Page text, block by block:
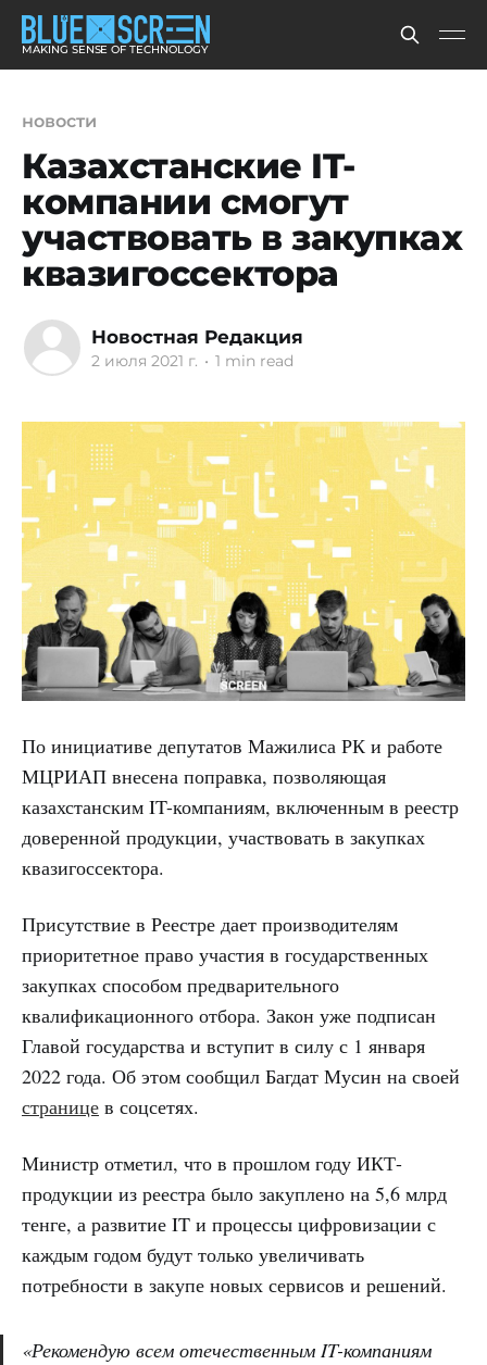
MAKING SENSE OF TECHNOLOGY
новости
Казахстанские IT-
компании смогут
участвовать в закупках
квазигоссектора
Новостная Редакция
2 июля 2021 г. • 1 min read
По инициативе депутатов Мажилиса РК и работе
МЦРИАП внесена поправка, позволяющая
казахстанским IT-компаниям, включенным в реестр
доверенной продукции, участвовать в закупках
квазигоссектора.
Присутствие в Реестре дает производителям
приоритетное право участия в государственных
закупках способом предварительного
квалификационного отбора. Закон уже подписан
Главой государства и вступит в силу с 1 января
2022 года. Об этом сообщил Багдат Мусин на своей
странице в соцсетях.
Министр отметил, что в прошлом году ИКТ-
продукции из реестра было закуплено на 5,6 млрд
тенге, а развитие IT и процессы цифровизации с
каждым годом будут только увеличивать
потребности в закупе новых сервисов и решений.
«Рекомендую всем отечественным IT-компаниям